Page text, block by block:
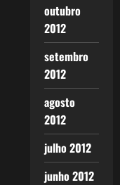
outubro
2012
setembro
2012
agosto
2012
julho 2012
junho 2012